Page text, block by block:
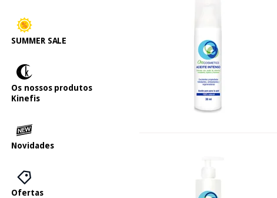
SUMMER SALE
Os nossos produtos
Kinefis
Novidades
Ofertas